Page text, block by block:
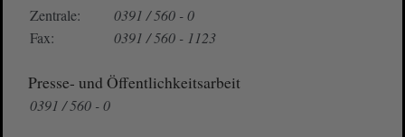
Zentrale:
0391 / 560 - 0
Fax:
0391 / 560 - 1123
Presse- und Öffentlichkeitsarbeit
0391 / 560 - 0